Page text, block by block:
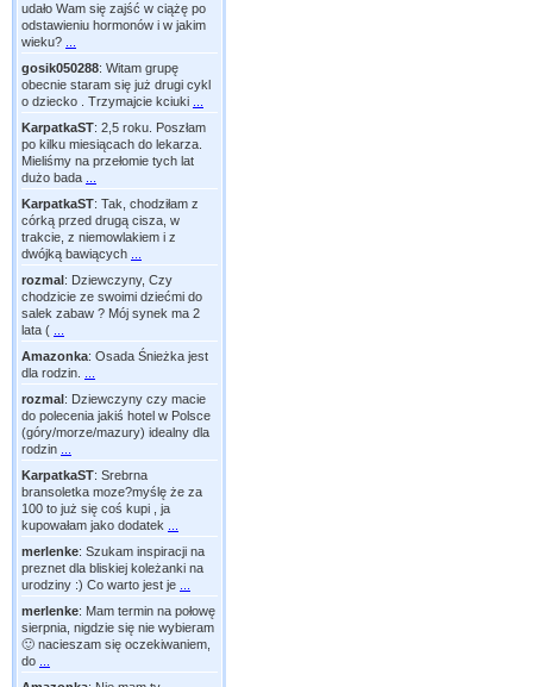
udało Wam się zajść w ciążę po
odstawieniu hormonów i w jakim
wieku?
gosik050288: Witam grupę
obecnie staram się już drugi cykl
o dziecko . Trzymajcie kciuki
KarpatkaST: 2,5 roku. Poszłam
po kilku miesiącach do lekarza.
Mieliśmy na przełomie tych lat
dużo bada
KarpatkaST: Tak, chodziłam z
córką przed drugą cisza, w
trakcie, z niemowlakiem i z
dwójką bawiących
rozmal: Dziewczyny, Czy
chodzicie ze swoimi dziećmi do
salek zabaw ? Mój synek ma 2
lata (
Amazonka: Osada Śnieżka jest
dla rodzin.
rozmal: Dziewczyny czy macie
do polecenia jakiś hotel w Polsce
(góry/morze/mazury) idealny dla
rodzin
KarpatkaST: Srebrna
bransoletka moze?myślę że za
100 to już się coś kupi , ja
kupowałam jako dodatek
merlenke: Szukam inspiracji na
preznet dla bliskiej koleżanki na
urodziny :) Co warto jest je
merlenke: Mam termin na połowę
sierpnia, nigdzie się nie wybieram
🙂 nacieszam się oczekiwaniem,
do